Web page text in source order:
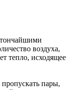
воздуха,
тепло, исходящее
пары,